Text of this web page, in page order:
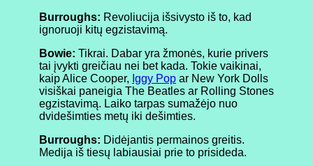
Burroughs: Revoliucija išsivysto iš to, kad
ignoruoji kitų egzistavimą.
Bowie: Tikrai. Dabar yra žmonės, kurie privers
tai įvykti greičiau nei bet kada. Tokie vaikinai,
kaip Alice Cooper, Iggy Pop ar New York Dolls
visiškai paneigia The Beatles ar Rolling Stones
egzistavimą. Laiko tarpas sumažėjo nuo
dvidešimties metų iki dešimties.
Burroughs: Didėjantis permainos greitis.
Medija iš tiesų labiausiai prie to prisideda.